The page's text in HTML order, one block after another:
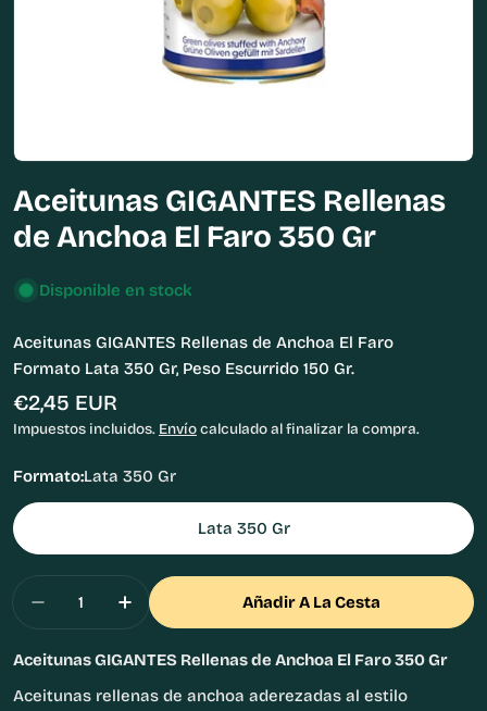
Aceitunas GIGANTES Rellenas
de Anchoa El Faro 350 Gr
Disponible en stock
Aceitunas GIGANTES Rellenas de Anchoa El Faro
Formato Lata 350 Gr, Peso Escurrido 150 Gr.
Precio
habitual
€2,45 EUR
Impuestos incluidos. Envíocalculado al finalizar la compra.
Formato:Lata 350 Gr
Lata 350 Gr
Disminuir Cantidad Para Aceitunas GIGANTES
Aumentar Cantidad Para Aceitunas
Añadir A La Cesta
Aceitunas GIGANTES Rellenas de Anchoa El Faro 350 Gr
Aceitunas rellenas de anchoa aderezadas al estilo